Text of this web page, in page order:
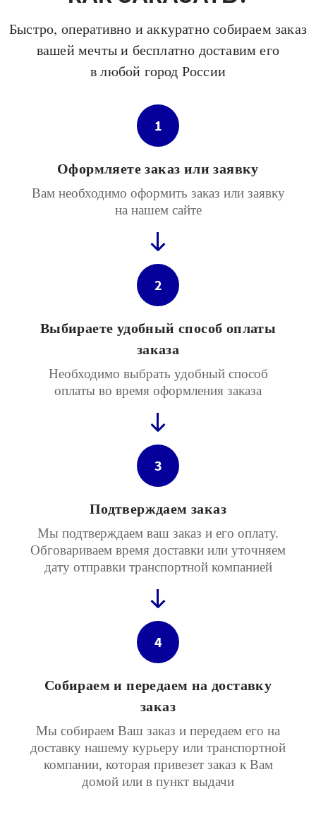
Быстро, оперативно и аккуратно собираем заказ
вашей мечты и бесплатно доставим его
в любой город России
1
Оформляете заказ или заявку
Вам необходимо оформить заказ или заявку
на нашем сайте
2
Выбираете удобный способ оплаты
заказа
Необходимо выбрать удобный способ
оплаты во время оформления заказа
3
Подтверждаем заказ
Мы подтверждаем ваш заказ и его оплату.
Обговариваем время доставки или уточняем
дату отправки транспортной компанией
4
Собираем и передаем на доставку
заказ
Мы собираем Ваш заказ и передаем его на
доставку нашему курьеру или транспортной
компании, которая привезет заказ к Вам
домой или в пункт выдачи